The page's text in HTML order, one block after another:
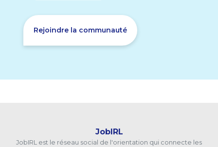
Rejoindre la communauté
JobIRL
JobIRL est le réseau social de l'orientation qui connecte les